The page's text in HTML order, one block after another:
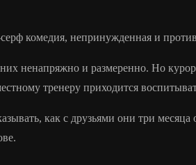
комедия, непринужденная и
ненапряжно и размеренно. Но
тренеру приходится
как с друзьями они три